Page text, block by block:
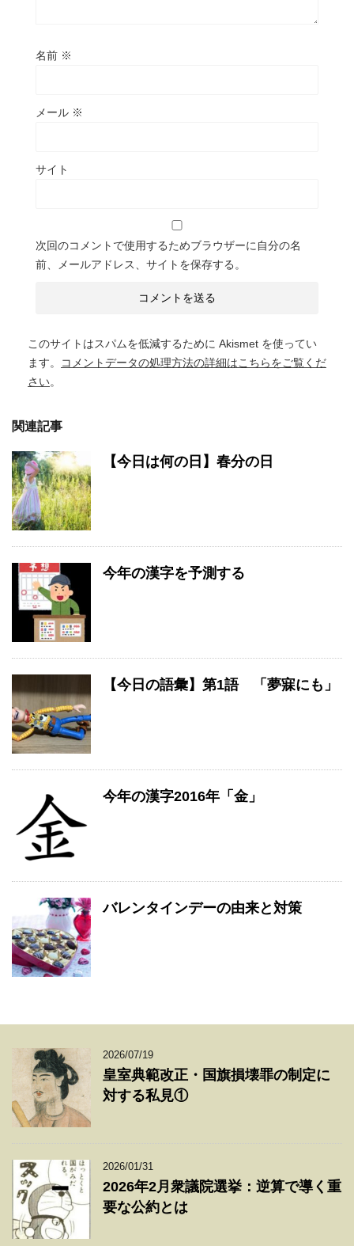
名前 ※
メール ※
サイト
次回のコメントで使用するためブラウザーに自分の名
前、メールアドレス、サイトを保存する。
このサイトはスパムを低減するために Akismet を使ってい
ます。
コメントデータの処理方法の詳細はこちらをご覧くだ
さい。
関連記事
【今日は何の日】春分の日
今年の漢字を予測する
【今日の語彙】第1語 「夢寐にも」
今年の漢字2016年「金」
バレンタインデーの由来と対策
2026/07/19
皇室典範改正・国旗損壊罪の制定に
対する私見①
2026/01/31
2026年2月衆議院選挙：逆算で導く重
要な公約とは